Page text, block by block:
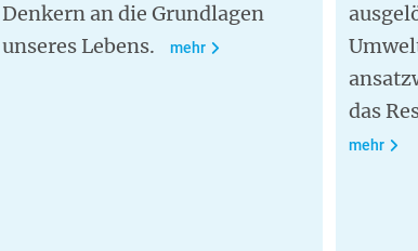
Denkern an die Grundlagen
unseres Lebens.
mehr
das
mehr